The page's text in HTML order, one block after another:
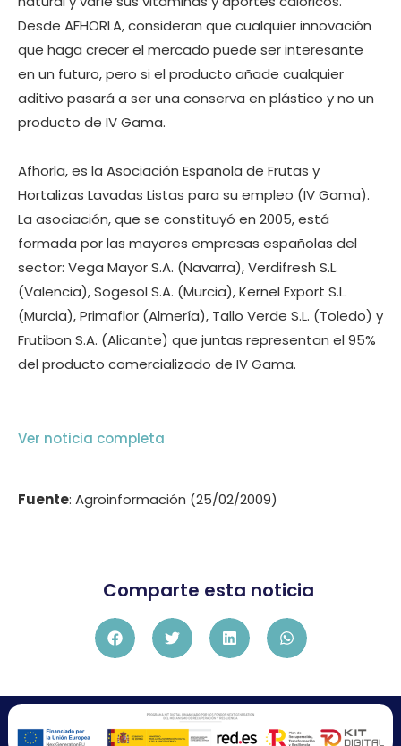
Desde AFHORLA, consideran que cualquier innovación
que haga crecer el mercado puede ser interesante
en un futuro, pero si el producto añade cualquier
aditivo pasará a ser una conserva en plástico y no un
producto de IV Gama.
Afhorla, es la Asociación Española de Frutas y
Hortalizas Lavadas Listas para su empleo (IV Gama).
La asociación, que se constituyó en 2005, está
formada por las mayores empresas españolas del
sector: Vega Mayor S.A. (Navarra), Verdifresh S.L.
(Valencia), Sogesol S.A. (Murcia), Kernel Export S.L.
(Murcia), Primaflor (Almería), Tallo Verde S.L. (Toledo) y
Frutibon S.A. (Alicante) que juntas representan el 95%
del producto comercializado de IV Gama.
Ver noticia completa
Fuente: Agroinformación (25/02/2009)
Comparte esta noticia